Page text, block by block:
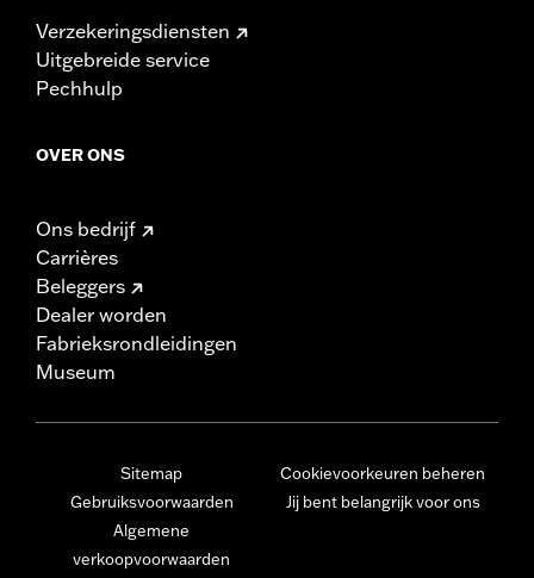
Verzekeringsdiensten
Uitgebreide service
Pechhulp
OVER ONS
Ons bedrijf
Carrières
Beleggers
Dealer worden
Fabrieksrondleidingen
Museum
Sitemap
Gebruiksvoorwaarden
Algemene
verkoopvoorwaarden
Cookievoorkeuren beheren
Jij bent belangrijk voor ons